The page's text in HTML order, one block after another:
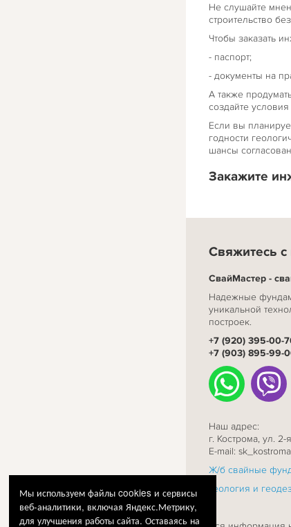
Мы используем файлыcookies и сервисы
веб-аналитики, включая Яндекс.Метрику,
для улучшения работы сайта. Оставаясь на
Не слушайте
строительство
Чтобы заказать
- паспорт;
- документы на
А также
создайте
Если вы
годности
шансы
Закажите
Свяжитесь с
СвайМастер -
Надежные
уникальной
построек.
+7 (920) 395-00-
+7 (903) 895-99-
Наш адрес:
г. Кострома, ул.
E-mail:
Ж/б свайные
Геология и